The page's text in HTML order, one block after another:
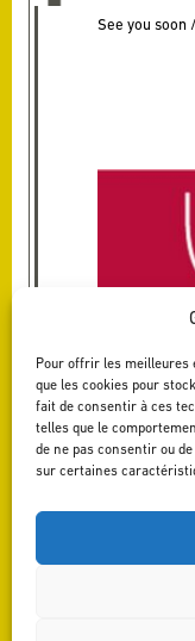
Pour offrir les meilleures
que les cookies pour
fait de consentir à ces
telles que le
de ne pas consentir ou
sur certaines
See you soon /